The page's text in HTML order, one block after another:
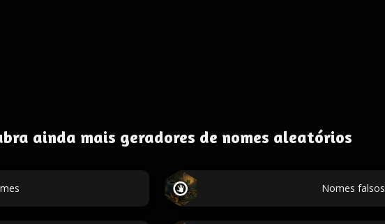
ainda mais geradores de nomes aleatórios
Nomes falsos